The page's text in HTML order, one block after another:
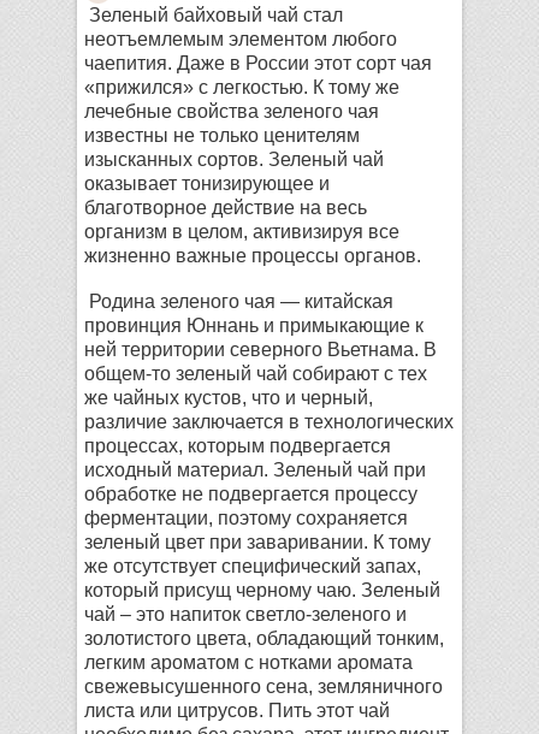
Зеленый байховый чай стал
неотъемлемым элементом любого
чаепития. Даже в России этот сорт чая
«прижился» с легкостью. К тому же
лечебные свойства зеленого чая
известны не только ценителям
изысканных сортов. Зеленый чай
оказывает тонизирующее и
благотворное действие на весь
организм в целом, активизируя все
жизненно важные процессы органов.
Родина зеленого чая — китайская
провинция Юннань и примыкающие к
ней территории северного Вьетнама. В
общем-то зеленый чай собирают с тех
же чайных кустов, что и черный,
различие заключается в технологических
процессах, которым подвергается
исходный материал. Зеленый чай при
обработке не подвергается процессу
ферментации, поэтому сохраняется
зеленый цвет при заваривании. К тому
же отсутствует специфический запах,
который присущ черному чаю. Зеленый
чай – это напиток светло-зеленого и
золотистого цвета, обладающий тонким,
легким ароматом с нотками аромата
свежевысушенного сена, земляничного
листа или цитрусов. Пить этот чай